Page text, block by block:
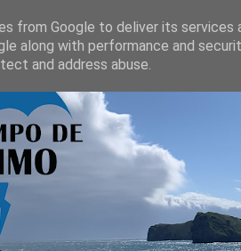
from Google to deliver its services
along with performance and
and address abuse.